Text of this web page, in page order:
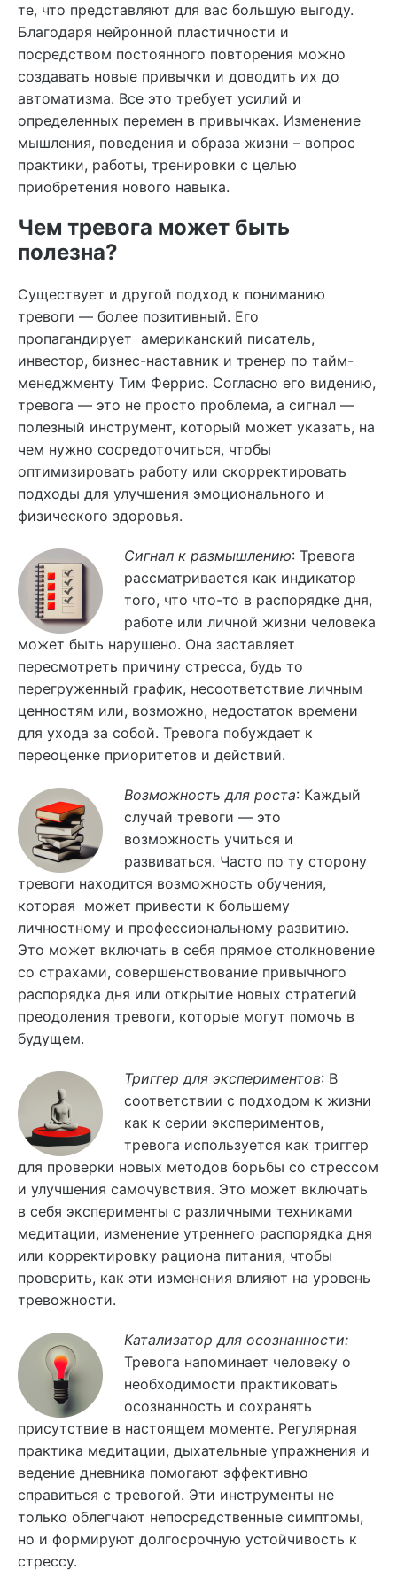
те, что представляют для вас большую выгоду.
Благодаря нейронной пластичности и
посредством постоянного повторения можно
создавать новые привычки и доводить их до
автоматизма. Все это требует усилий и
определенных перемен в привычках. Изменение
мышления, поведения и образа жизни – вопрос
практики, работы, тренировки с целью
приобретения нового навыка.
Чем тревога может быть
полезна?
Существует и другой подход к пониманию
тревоги — более позитивный. Его
пропагандирует американский писатель,
инвестор, бизнес-наставник и тренер по тайм-
менеджменту Тим Феррис. Согласно его видению,
тревога — это не просто проблема, а сигнал —
полезный инструмент, который может указать, на
чем нужно сосредоточиться, чтобы
оптимизировать работу или скорректировать
подходы для улучшения эмоционального и
физического здоровья.
Сигнал к размышлению: Тревога
рассматривается как индикатор
того, что что-то в распорядке дня,
работе или личной жизни человека
может быть нарушено. Она заставляет
пересмотреть причину стресса, будь то
перегруженный график, несоответствие личным
ценностям или, возможно, недостаток времени
для ухода за собой. Тревога побуждает к
переоценке приоритетов и действий.
Возможность для роста: Каждый
случай тревоги — это
возможность учиться и
развиваться. Часто по ту сторону
тревоги находится возможность обучения,
которая может привести к большему
личностному и профессиональному развитию.
Это может включать в себя прямое столкновение
со страхами, совершенствование привычного
распорядка дня или открытие новых стратегий
преодоления тревоги, которые могут помочь в
будущем.
Триггер для экспериментов: В
соответствии с подходом к жизни
как к серии экспериментов,
тревога используется как триггер
для проверки новых методов борьбы со стрессом
и улучшения самочувствия. Это может включать
в себя эксперименты с различными техниками
медитации, изменение утреннего распорядка дня
или корректировку рациона питания, чтобы
проверить, как эти изменения влияют на уровень
тревожности.
Катализатор для осознанности:
Тревога напоминает человеку о
необходимости практиковать
осознанность и сохранять
присутствие в настоящем моменте. Регулярная
практика медитации, дыхательные упражнения и
ведение дневника помогают эффективно
справиться с тревогой. Эти инструменты не
только облегчают непосредственные симптомы,
но и формируют долгосрочную устойчивость к
стрессу.